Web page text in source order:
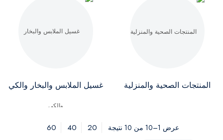
المنتجات الصحية والمنزلية غسيل الملابس والبخار والكي
عرض 1–10 من 10 نتيجة 20
40
60